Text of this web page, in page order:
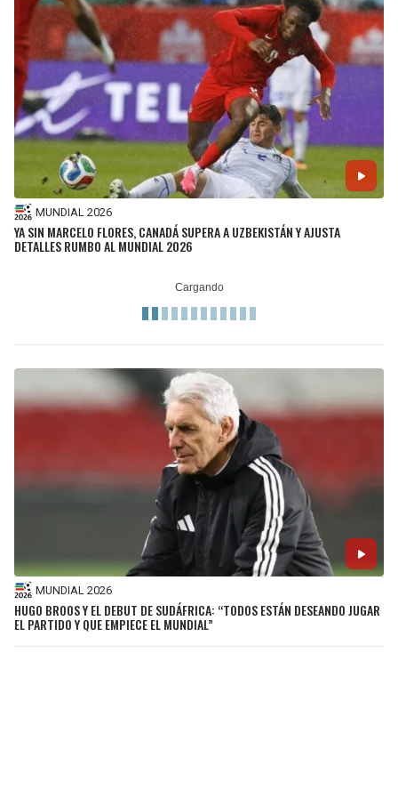
MUNDIAL 2026
YA SIN MARCELO FLORES, CANADÁ SUPERA A UZBEKISTÁN Y AJUSTA
DETALLES RUMBO AL MUNDIAL 2026
MUNDIAL 2026
HUGO BROOS Y EL DEBUT DE SUDÁFRICA: “TODOS ESTÁN DESEANDO JUGAR
EL PARTIDO Y QUE EMPIECE EL MUNDIAL”